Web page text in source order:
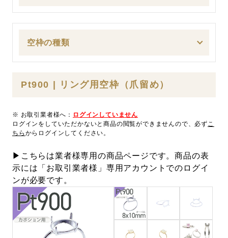
空枠の種類
Pt900 | リング用空枠（爪留め）
※ お取引業者様へ： ログインしていません
ログインをしていただかないと商品の閲覧ができませんので、必ずこ
ちら からログインしてください。
▶こちらは業者様専用の商品ページです。商品の表
示には「お取引業者様」専用アカウントでのログイ
ンが必要です。